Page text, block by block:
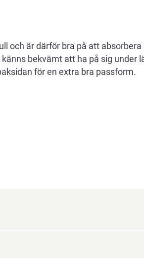
och är därför bra på att
bekvämt att ha på sig under
för en extra bra passform.